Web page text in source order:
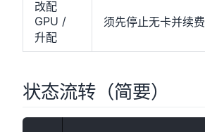
改配
GPU /
升配
须先停止无卡并续费
状态流转（简要）